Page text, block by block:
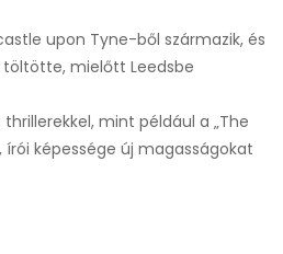
upon Tyne-ből származik, és
mielőtt Leedsbe
mint például a „The
írói képessége új magasságokat